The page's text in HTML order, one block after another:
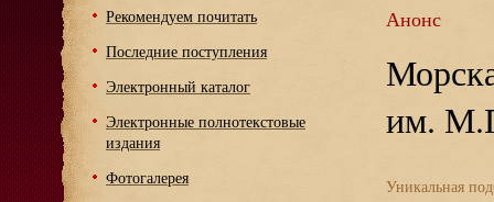
Рекомендуем почитать
Последние поступления
Электронный каталог
Электронные полнотекстовые
издания
Фотогалерея
Анонс
им.
Уникальная